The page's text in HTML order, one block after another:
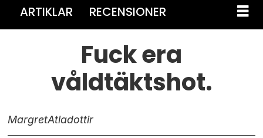
ARTIKLAR RECENSIONER
Fuck era
våldtäktshot.
MargretAtladottir